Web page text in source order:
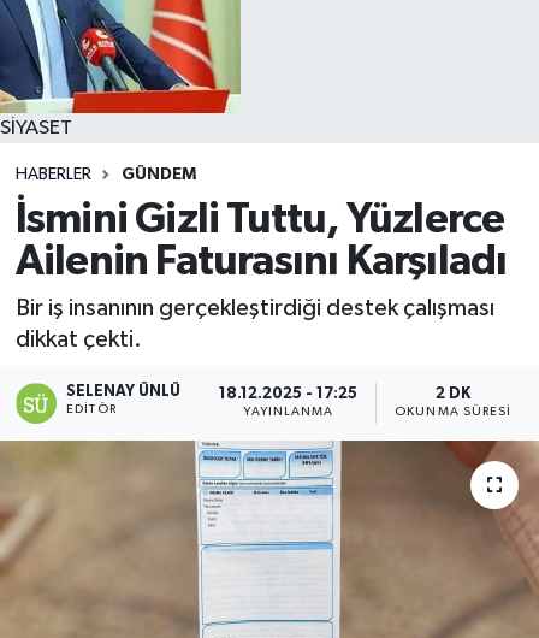
SİYASET
HABERLER GÜNDEM
İsmini Gizli Tuttu, Yüzlerce
Ailenin Faturasını Karşıladı
Bir iş insanının gerçekleştirdiği destek çalışması
dikkat çekti.
SELENAY ÜNLÜ
EDITÖR
18.12.2025 - 17:25
YAYINLANMA
2 DK
OKUNMA SÜRESI